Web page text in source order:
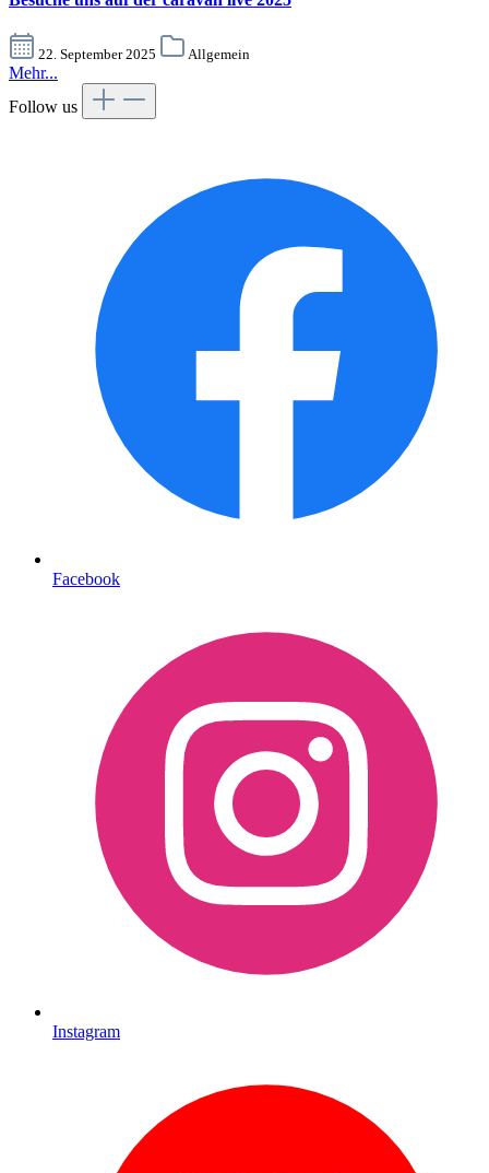
22. September 2025 Allgemein
Mehr...
Follow us
Facebook
Instagram